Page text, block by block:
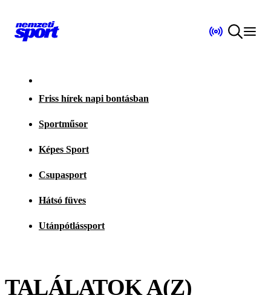
Friss hírek napi bontásban
Sportműsor
Képes Sport
Csupasport
Hátsó füves
Utánpótlássport
TALÁLATOK A(Z)